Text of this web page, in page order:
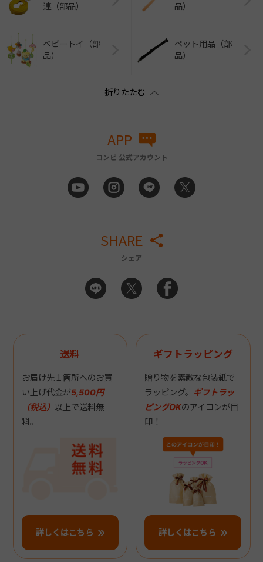
連（部品）
品）
ベビートイ（部
品）
ペット用品（部
品）
APP
コンビ 公式アカウント
SHARE
シェア
送料
お届け先１箇所へのお買
い上げ代金が5,500円
（税込） 以上で送料無
料。
詳しくはこちら
ギフトラッピング
贈り物を素敵な包装紙で
ラッピング。 ギフトラッ
ピングOKのアイコンが目
印！
詳しくはこちら